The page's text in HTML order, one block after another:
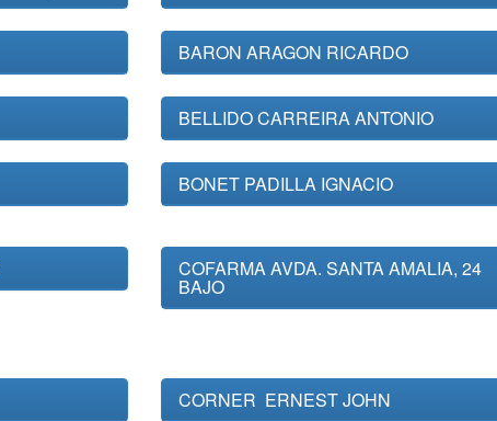
BARON ARAGON RICARDO
BELLIDO CARREIRA ANTONIO
BONET PADILLA IGNACIO
COFARMA AVDA. SANTA AMALIA, 24
BAJO
CORNER ERNEST JOHN